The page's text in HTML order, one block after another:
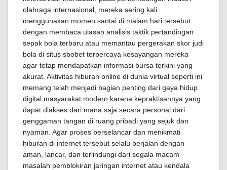
olahraga internasional, mereka sering kali
menggunakan momen santai di malam hari tersebut
dengan membaca ulasan analisis taktik pertandingan
sepak bola terbaru atau memantau pergerakan skor judi
bola di situs sbobet terpercaya kesayangan mereka
agar tetap mendapatkan informasi bursa terkini yang
akurat. Aktivitas hiburan online di dunia virtual seperti ini
memang telah menjadi bagian penting dari gaya hidup
digital masyarakat modern karena kepraktisannya yang
dapat diakses dari mana saja secara personal dari
genggaman tangan di ruang pribadi yang sejuk dan
nyaman. Agar proses berselancar dan menikmati
hiburan di internet tersebut selalu berjalan dengan
aman, lancar, dan terlindungi dari segala macam
masalah pemblokiran jaringan internet atau kendala